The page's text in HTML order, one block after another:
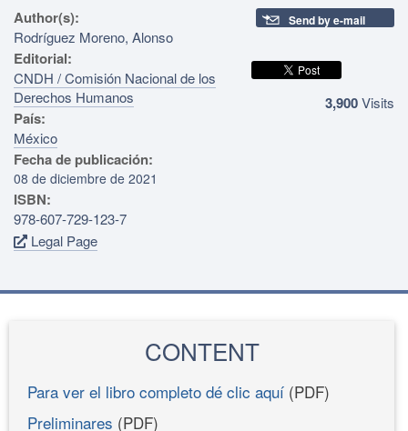
Author(s):
Rodríguez Moreno, Alonso
Editorial:
CNDH / Comisión Nacional de los
Derechos Humanos
País:
México
Fecha de publicación:
08 de diciembre de 2021
ISBN:
978-607-729-123-7
Legal Page
Send by e-mail
3,900Visits
CONTENT
Para ver el libro completo dé clic aquí (PDF)
Preliminares (PDF)